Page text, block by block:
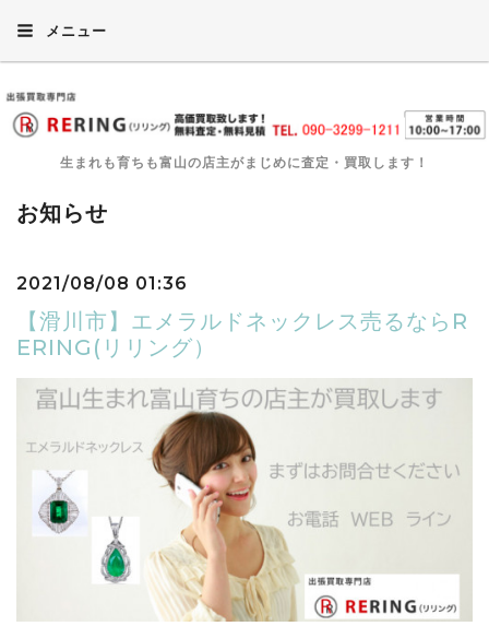
メニュー
生まれも育ちも富山の店主がまじめに査定・買取します！
お知らせ
2021/08/08 01:36
【滑川市】エメラルドネックレス売るならR
ERING(リリング）